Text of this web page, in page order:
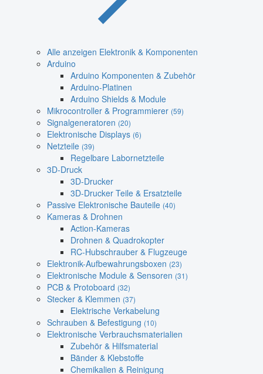
Alle anzeigen Elektronik & Komponenten
Arduino
Arduino Komponenten & Zubehör
Arduino-Platinen
Arduino Shields & Module
Mikrocontroller & Programmierer (59)
Signalgeneratoren (20)
Elektronische Displays (6)
Netzteile (39)
Regelbare Labornetzteile
3D-Druck
3D-Drucker
3D-Drucker Teile & Ersatzteile
Passive Elektronische Bauteile (40)
Kameras & Drohnen
Action-Kameras
Drohnen & Quadrokopter
RC-Hubschrauber & Flugzeuge
Elektronik-Aufbewahrungsboxen (23)
Elektronische Module & Sensoren (31)
PCB & Protoboard (32)
Stecker & Klemmen (37)
Elektrische Verkabelung
Schrauben & Befestigung (10)
Elektronische Verbrauchsmaterialien
Zubehör & Hilfsmaterial
Bänder & Klebstoffe
Chemikalien & Reinigung